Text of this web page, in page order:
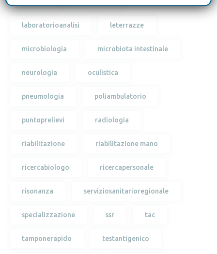
laboratorioanalisi leterrazze
microbiologia microbiota intestinale
neurologia oculistica
pneumologia poliambulatorio
puntoprelievi radiologia
riabilitazione riabilitazione mano
ricercabiologo ricercapersonale
risonanza serviziosanitarioregionale
specializzazione ssr tac
tamponerapido testantigenico